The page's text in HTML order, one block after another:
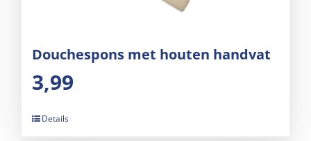
Douchespons met houten handvat
3,99
Details